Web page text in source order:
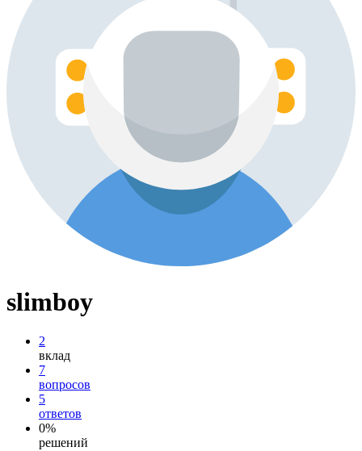
slimboy
2
вклад
7
вопросов
5
ответов
0%
решений